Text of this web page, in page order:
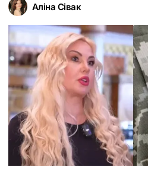
Аліна Сівак